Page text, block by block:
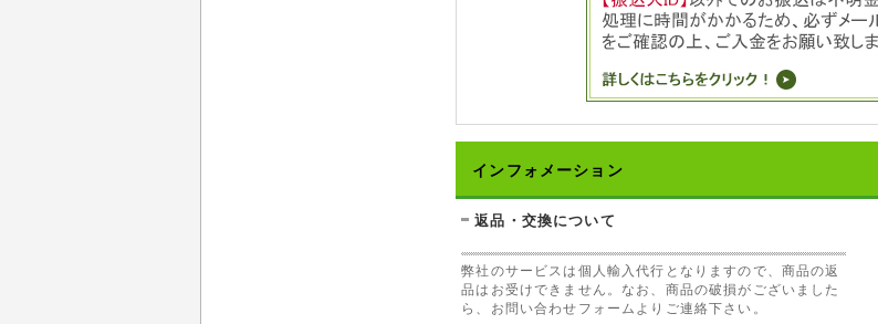
インフォメーション
返品・交換について
弊社のサービスは個人輸入代行となりますので、商品の返
品はお受けできません。なお、商品の破損がございました
ら、お問い合わせフォームよりご連絡下さい。